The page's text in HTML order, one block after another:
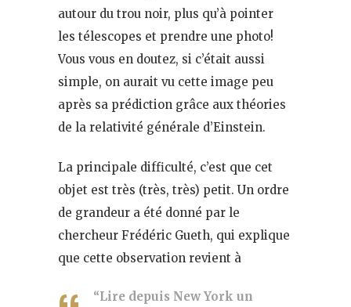
autour du trou noir, plus qu’à pointer
les télescopes et prendre une photo!
Vous vous en doutez, si c’était aussi
simple, on aurait vu cette image peu
après sa prédiction grâce aux théories
de la relativité générale d’Einstein.
La principale difficulté, c’est que cet
objet est très (très, très) petit. Un ordre
de grandeur a été donné par le
chercheur Frédéric Gueth, qui explique
que cette observation revient à
“Lire depuis New York un